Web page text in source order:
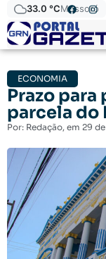
33.0 °CMossoró
ECONOMIA
Prazo
parcela do
Por: Redação, em 29